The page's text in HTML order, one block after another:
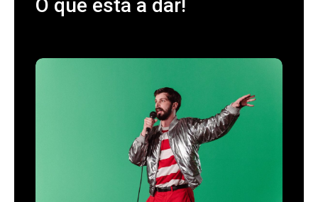
O que está a dar!